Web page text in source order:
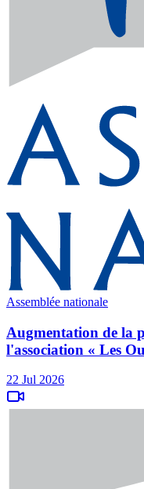
Assemblée nationale
Augmentation de la
l'association « Les
22 Jul 2026